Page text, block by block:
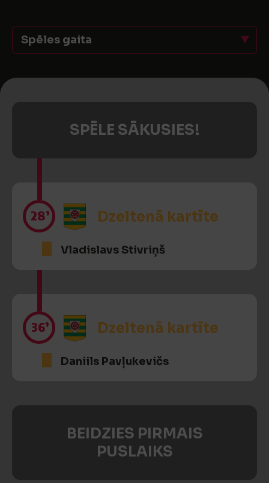
Spēles gaita
SPĒLE SĀKUSIES!
28’ Dzeltenā kartīte
Vladislavs Stivriņš
36’ Dzeltenā kartīte
Daniils Pavļukevičs
BEIDZIES PIRMAIS
PUSLAIKS